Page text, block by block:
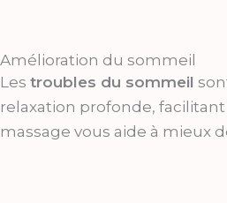
Amélioration du sommeil
Les troubles du sommeil
relaxation profonde, facilitant
massage vous aide à mieux